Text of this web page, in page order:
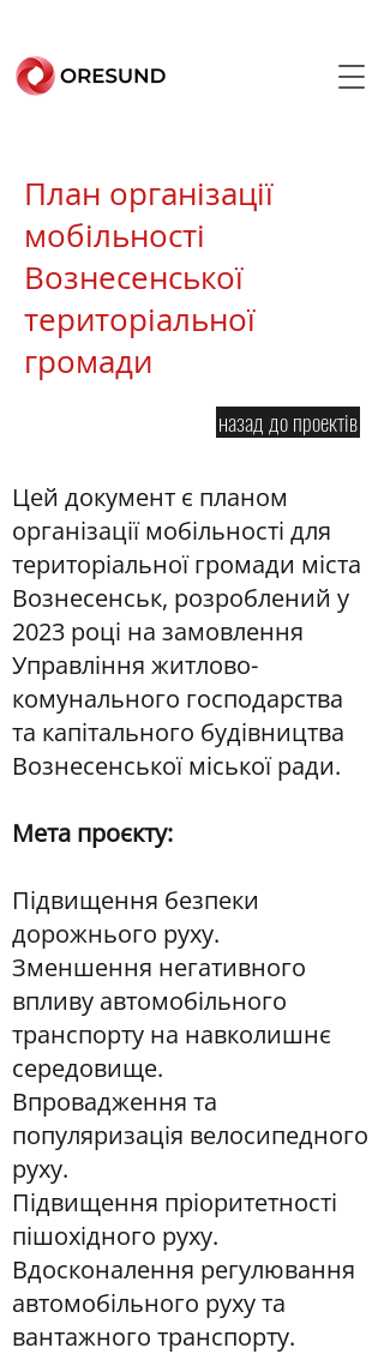
План організації
мобільності
Вознесенської
територіальної
громади
назад до проектів
Цей документ є планом
організації мобільності для
територіальної громади міста
Вознесенськ, розроблений у
2023 році на замовлення
Управління житлово-
комунального господарства
та капітального будівництва
Вознесенської міської ради.
Мета проєкту:
Підвищення безпеки
дорожнього руху.
Зменшення негативного
впливу автомобільного
транспорту на навколишнє
середовище.
Впровадження та
популяризація велосипедного
руху.
Підвищення пріоритетності
пішохідного руху.
Вдосконалення регулювання
автомобільного руху та
вантажного транспорту.